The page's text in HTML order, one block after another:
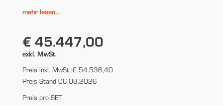
mehr lesen...
€ 45.447,00
exkl. MwSt.
Preis inkl. MwSt.:€ 54.536,40
Preis Stand 06.08.2026
Preis pro SET